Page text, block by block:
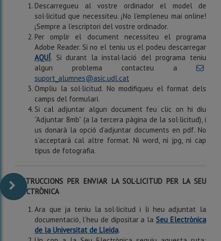
Descarregueu al vostre ordinador el model de
sol·licitud que necessiteu. ¡No l’empleneu mai online!
¡Sempre a l’escriptori del vostre ordinador.
Per omplir el document necessiteu el programa
Adobe Reader. Si no el teniu us el podeu descarregar
AQUÍ. Si durant la instal·lació del programa teniu
algun problema contacteu a
suport_alumnes@asic.udl.cat
Ompliu la sol·licitud. No modifiqueu el format dels
camps del formulari.
Si cal adjuntar algun document feu clic on hi diu
“Adjuntar 8mb” (a la tercera pàgina de la sol·licitud), i
us donarà la opció d’adjuntar documents en pdf. No
s’acceptarà cal altre format. Ni word, ni jpg, ni cap
tipus de fotografia.
INSTRUCCIONS PER ENVIAR LA SOL·LICITUD PER LA SEU
ELECTRÒNICA
Ara que ja teniu la sol·licitud i li heu adjuntat la
documentació, l’heu de dipositar a laSeu Electrònica
de la Universitat de Lleida.